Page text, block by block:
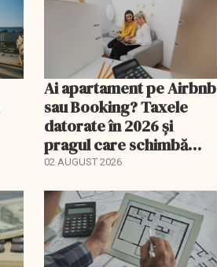
Ai apartament pe Airbnb
sau Booking? Taxele
datorate în 2026 și
pragul care schimbă
regimul fiscal
02 AUGUST 2026